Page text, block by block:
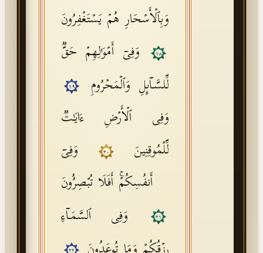
وَبِٱلۡأَسۡحَارِ هُمۡ یَسۡتَغۡفِرُونَ
١٨
وَفِیۤ أَمۡوَ ٰ⁠لِهِمۡ حَقࣱّ
لِّلسَّاۤىِٕلِ وَٱلۡمَحۡرُومِ
١٩
وَفِی ٱلۡأَرۡضِ ءَایَـٰتࣱ
لِّلۡمُوقِنِینَ
٢٠
وَفِیۤ
أَنفُسِكُمۡۚ أَفَلَا تُبۡصِرُونَ
٢١
وَفِی ٱلسَّمَاۤءِ